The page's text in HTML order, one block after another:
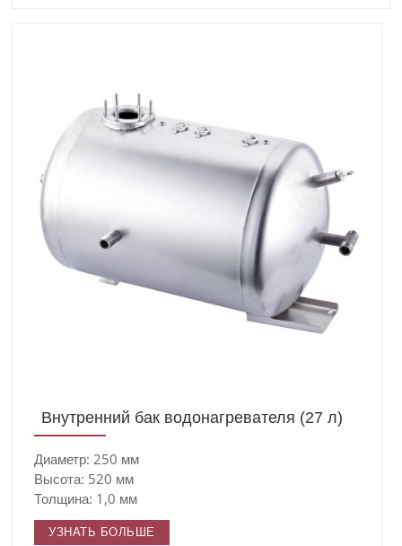
Внутренний бак водонагревателя (27 л)
Диаметр: 250 мм
Высота: 520 мм
Толщина: 1,0 мм
УЗНАТЬ БОЛЬШЕ